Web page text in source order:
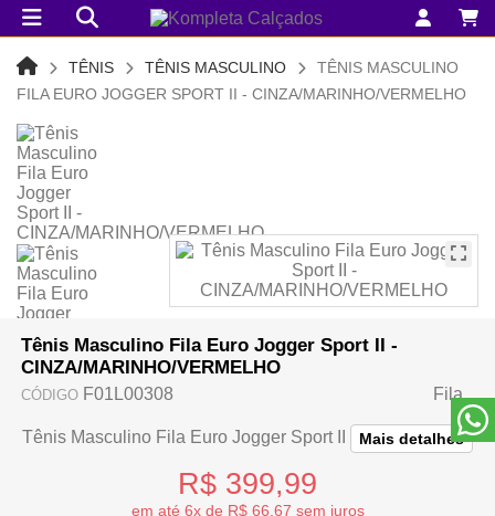
TÊNIS TÊNIS MASCULINO
TÊNIS MASCULINO
FILA EURO JOGGER SPORT II - CINZA/MARINHO/VERMELHO
Tênis Masculino Fila Euro Jogger Sport II -
CINZA/MARINHO/VERMELHO
CÓDIGO F01L00308 Fila
Tênis Masculino Fila Euro Jogger Sport II Mais detalhes
R$ 399,99
em até 6x de R$ 66,67 sem juros